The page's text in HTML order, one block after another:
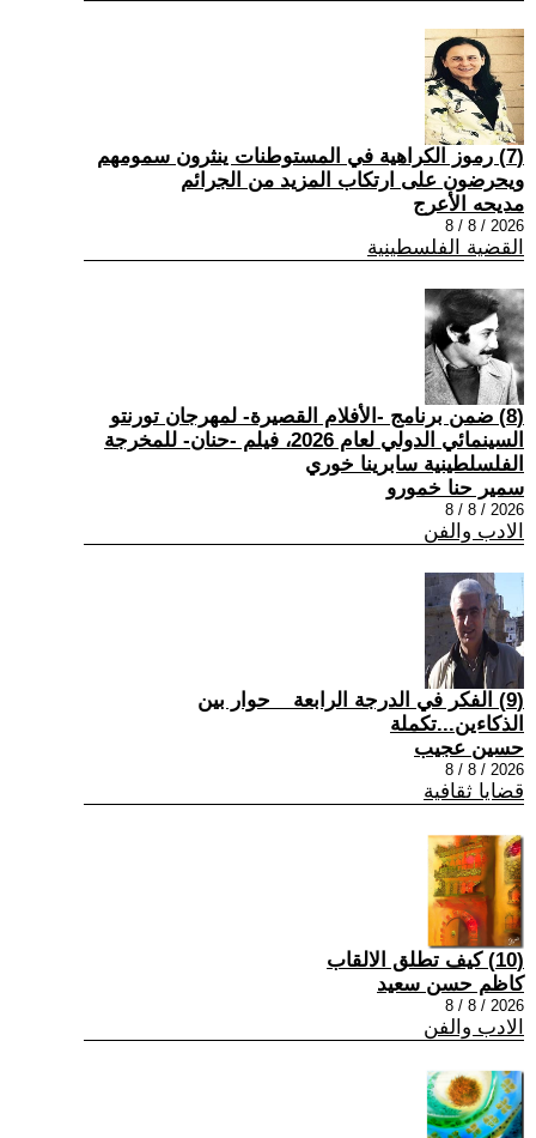
(7) رموز الكراهية في المستوطنات ينثرون سمومهم
ويحرضون على ارتكاب المزيد من الجرائم
مديحه الأعرج
2026 / 8 / 8
القضية الفلسطينية
(8) ضمن برنامج -الأفلام القصيرة- لمهرجان تورنتو
السينمائي الدولي لعام 2026، فيلم -حنان- للمخرجة
الفلسلطينية سابرينا خوري
سمير حنا خمورو
2026 / 8 / 8
الادب والفن
(9) الفكر في الدرجة الرابعة _ حوار بين
الذكاءين...تكملة
حسين عجيب
2026 / 8 / 8
قضايا ثقافية
(10) كيف تطلق الالقاب
كاظم حسن سعيد
2026 / 8 / 8
الادب والفن